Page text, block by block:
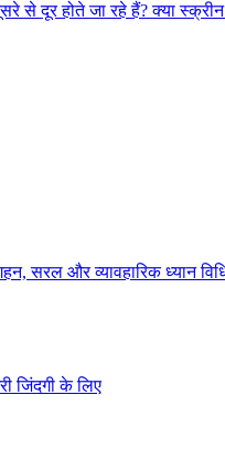
दूर होते जा रहे हैं? क्या
सरल और व्यावहारिक ध्यान